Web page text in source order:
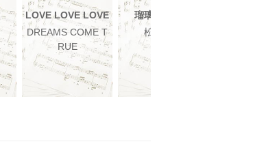
LOVE LOVE LOVE
DREAMS COME T
RUE
瑠璃色の地球
松田聖子